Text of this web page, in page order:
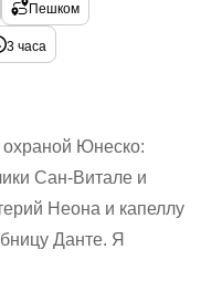
Пешком
3 часа
Юнеско:
Сан-Витале и
Неона и капеллу
Данте. Я